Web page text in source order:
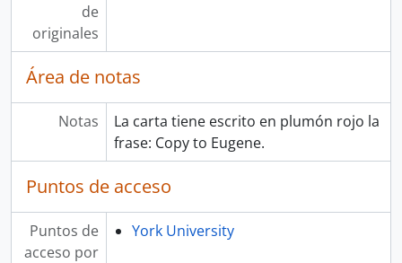
de
originales
Área de notas
Notas
La carta tiene escrito en plumón rojo la
frase: Copy to Eugene.
Puntos de acceso
Puntos de
acceso por
York University